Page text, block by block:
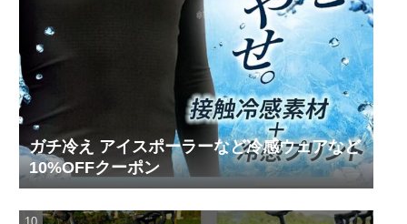
ガチ冷え アイスポーラーなど冷感ウェアなど
10%OFFクーポン